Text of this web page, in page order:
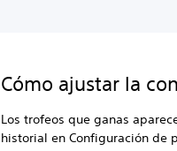
Cómo ajustar la
Los trofeos que ganas
historial en Configuración de